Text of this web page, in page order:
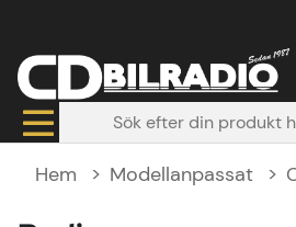
Hem Modellanpassat